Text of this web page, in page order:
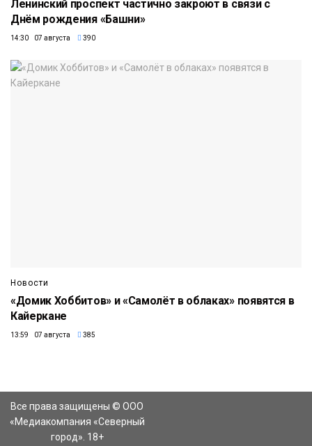
Ленинский проспект частично закроют в связи с
Днём рождения «Башни»
14:30 07 августа 390
Новости
«Домик Хоббитов» и «Самолёт в облаках» появятся в
Кайеркане
13:59 07 августа 385
Все права защищены © ООО
«Медиакомпания «Северный
город». 18+